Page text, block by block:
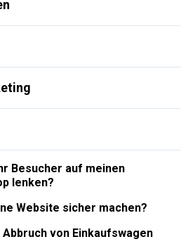
Besucher auf meinen
lenken?
Website sicher machen?
Abbruch von Einkaufswagen